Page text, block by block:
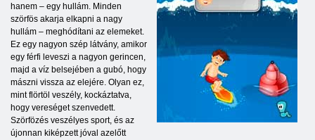
hanem – egy hullám. Minden
szörfös akarja elkapni a nagy
hullám – meghódítani az elemeket.
Ez egy nagyon szép látvány, amikor
egy férfi leveszi a nagyon gerincen,
majd a víz belsejében a gubó, hogy
mászni vissza az elejére. Olyan ez,
mint flörtöl veszély, kockáztatva,
hogy vereséget szenvedett.
Szörfözés veszélyes sport, és az
újonnan kiképzett jóval azelőtt